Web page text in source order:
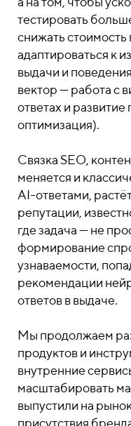
тестировать
снижать
адаптироваться к
выдачи и
вектор — работа с
ответах и
оптимизация).
Связка SEO,
меняется и
AI-ответами,
репутации,
где задача — не
формирование
узнаваемости,
рекомендации
ответов в выдаче.
Мы продолжаем
продуктов и
внутренние
масштабировать
выпустили на
присутствия